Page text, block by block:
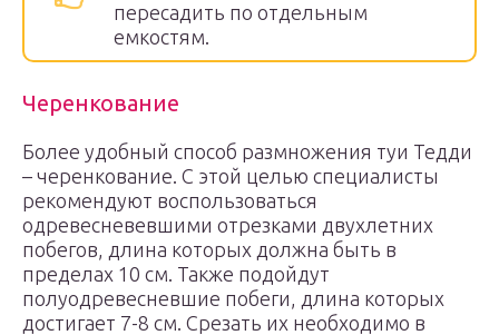
пересадить по отдельным
емкостям.
Черенкование
Более удобный способ размножения туи Тедди
– черенкование. С этой целью специалисты
рекомендуют воспользоваться
одревесневевшими отрезками двухлетних
побегов, длина которых должна быть в
пределах 10 см. Также подойдут
полуодревесневшие побеги, длина которых
достигает 7-8 см. Срезать их необходимо в